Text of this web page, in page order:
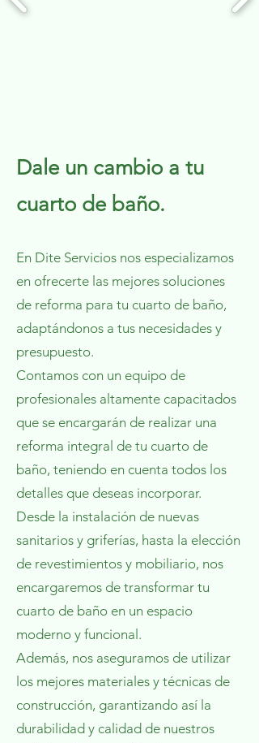
Dale un cambio a tu
cuarto de baño.
En Dite Servicios nos especializamos
en ofrecerte las mejores soluciones
de reforma para tu cuarto de baño,
adaptándonos a tus necesidades y
presupuesto.
Contamos con un equipo de
profesionales altamente capacitados
que se encargarán de realizar una
reforma integral de tu cuarto de
baño, teniendo en cuenta todos los
detalles que deseas incorporar.
Desde la instalación de nuevas
sanitarios y griferías, hasta la elección
de revestimientos y mobiliario, nos
encargaremos de transformar tu
cuarto de baño en un espacio
moderno y funcional.
Además, nos aseguramos de utilizar
los mejores materiales y técnicas de
construcción, garantizando así la
durabilidad y calidad de nuestros